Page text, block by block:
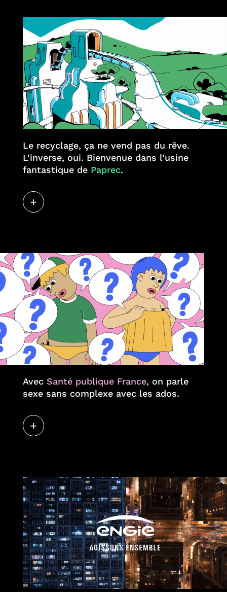
Projets
Clients
Talents
Engagements
Le recyclage, ça ne vend pas du rêve.
L’inverse, oui. Bienvenue dans l’usine
fantastique de Paprec.
+
Avec Santé publique France, on parle
sexe sans complexe avec les ados.
+